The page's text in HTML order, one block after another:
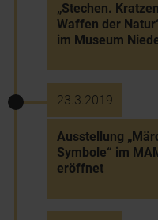
„Stechen.
Waffen der
im Museum
23.3.2019
Ausstellung
Symbole“ im
eröffnet